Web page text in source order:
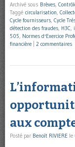
Archivé sous Brèves,
Taggé circularisation,
Cycle fournisseurs, Cycle
détection des fraudes, H3C,
505, Normes d'Exercice
financière
2 commentaires
aux
Posté par Benoît RIVIERE le